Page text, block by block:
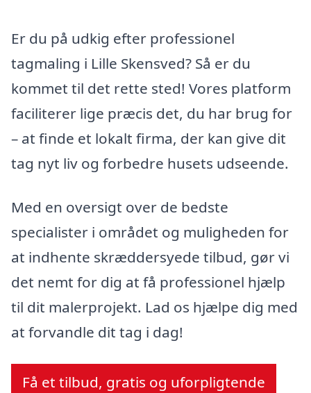
Er du på udkig efter professionel
tagmaling i Lille Skensved? Så er du
kommet til det rette sted! Vores platform
faciliterer lige præcis det, du har brug for
– at finde et lokalt firma, der kan give dit
tag nyt liv og forbedre husets udseende.
Med en oversigt over de bedste
specialister i området og muligheden for
at indhente skræddersyede tilbud, gør vi
det nemt for dig at få professionel hjælp
til dit malerprojekt. Lad os hjælpe dig med
at forvandle dit tag i dag!
Få et tilbud, gratis og uforpligtende